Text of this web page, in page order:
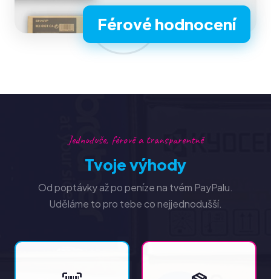
Férové hodnocení
Jednoduše, férově a transparentně
Tvoje výhody
Od poptávky až po peníze na tvém PayPalu.
Uděláme to pro tebe co nejjednodušší.